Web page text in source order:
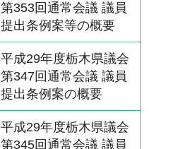
第353回通常会議 議員
提出条例案等の概要
平成29年度栃木県議会
第347回通常会議 議員
提出条例案の概要
平成29年度栃木県議会
第345回通常会議 議員